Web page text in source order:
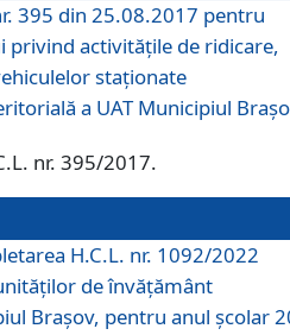
395 din 25.08.2017 pentru
privind activitățile de ridicare,
staționate
a UAT Municipiul
nr. 395/2017.
H.C.L. nr. 1092/2022
de învăţământ
Braşov, pentru anul școlar